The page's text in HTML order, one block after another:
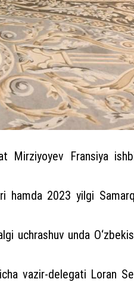
Mirziyoyev Fransiya
2023 yilgi
uchrashuv unda
vazir-delegati Loran